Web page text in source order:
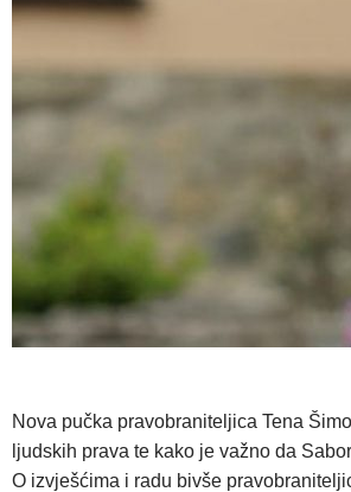
Nova pučka pravobraniteljica Tena
ljudskih prava te kako je važno da
O izvješćima i radu bivše